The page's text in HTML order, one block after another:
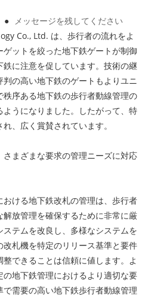
● メッセージを残してください
Co., Ltd. は、歩行者の流れをよ
ットを絞った地下鉄ゲートが制御
に注意を促しています。技術の継
の高い地下鉄のゲートもよりユニ
序ある地下鉄の歩行者動線管理の
うになりました。したがって、特
、広く賞賛されています。
まざまな要求の管理ニーズに対応
ける地下鉄改札の管理は、歩行者
放管理を確保するために非常に厳
テムを改良し、多様なシステムを
札機を特定のリリース基準と要件
できることは信頼に値します。よ
地下鉄管理におけるより適切な要
需要の高い地下鉄歩行者動線管理